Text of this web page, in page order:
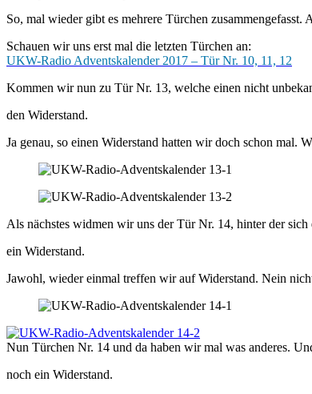
So, mal wieder gibt es mehrere Türchen
Schauen wir uns erst mal die letzten Türchen an:
UKW-Radio Adventskalender 2017 – Tür Nr. 10, 11, 12
Kommen wir nun zu Tür Nr. 13, welche einen nicht
den Widerstand.
Ja genau, so einen Widerstand hatten wir doch schon mal.
Als nächstes widmen wir uns der Tür Nr. 14, hinter der
ein Widerstand.
Jawohl, wieder einmal treffen wir auf Widerstand. Nein
Nun Türchen Nr. 14 und da haben wir mal was anderes.
noch ein Widerstand.